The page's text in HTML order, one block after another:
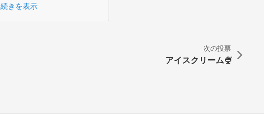
続きを表示
次の投票
アイスクリーム🍨